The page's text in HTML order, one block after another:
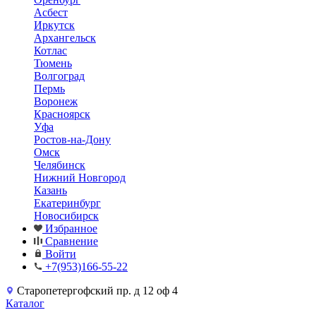
Асбест
Иркутск
Архангельск
Котлас
Тюмень
Волгоград
Пермь
Воронеж
Красноярск
Уфа
Ростов-на-Дону
Омск
Челябинск
Нижний Новгород
Казань
Екатеринбург
Новосибирск
Избранное
Сравнение
Войти
+7(953)166-55-22
Старопетергофский пр. д 12 оф 4
Каталог